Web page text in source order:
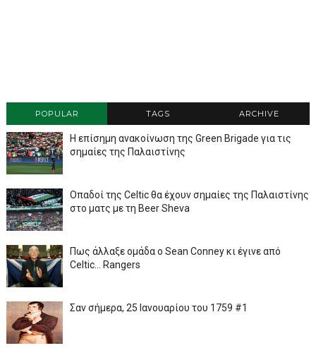
POPULAR TAGS ARCHIVE
Η επίσημη ανακοίνωση της Green Brigade για τις
σημαίες της Παλαιστίνης
Οπαδοί της Celtic θα έχουν σημαίες της Παλαιστίνης
στο ματς με τη Beer Sheva
Πως άλλαξε ομάδα ο Sean Conney κι έγινε από
Celtic... Rangers
Σαν σήμερα, 25 Ιανουαρίου του 1759 #1